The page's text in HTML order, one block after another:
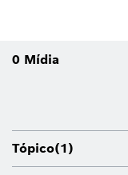
0 Mídia
Tópico(1)